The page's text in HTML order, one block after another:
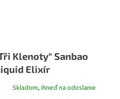
Klenoty“ Sanbao
Elixír
Skladom, ihneď na odoslanie